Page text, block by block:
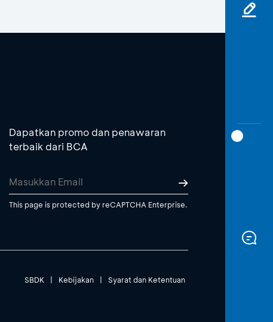
Dapatkan promo dan penawaran
terbaik dari BCA
This page is protected by reCAPTCHA Enterprise.
SBDK | Kebijakan | Syarat dan Ketentuan